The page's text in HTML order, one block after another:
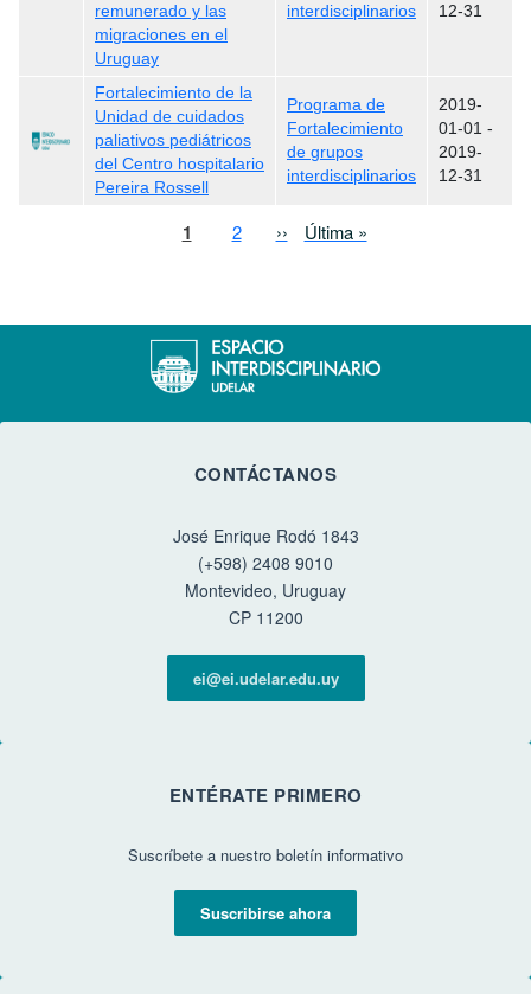
remunerado y las
migraciones en el
Uruguay
interdisciplinarios
12-31
Fortalecimiento de la
Unidad de cuidados
paliativos pediátricos
del Centro hospitalario
Pereira Rossell
Programa de
Fortalecimiento
de grupos
interdisciplinarios
2019-
01-01 -
2019-
12-31
Página actual
1 Page
2 Siguiente página
›› Última página
Última »
CONTÁCTANOS
José Enrique Rodó 1843
(+598) 2408 9010
Montevideo, Uruguay
CP 11200
ei@ei.udelar.edu.uy
ENTÉRATE PRIMERO
Suscríbete a nuestro boletín informativo
Suscribirse ahora